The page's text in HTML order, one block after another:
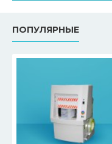
ПОПУЛЯРНЫЕ